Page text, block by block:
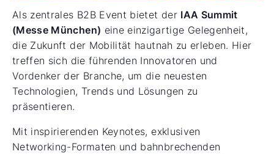
Als zentrales B2B Event bietet der IAA Summit
(Messe München) eine einzigartige Gelegenheit,
die Zukunft der Mobilität hautnah zu erleben. Hier
treffen sich die führenden Innovatoren und
Vordenker der Branche, um die neuesten
Technologien, Trends und Lösungen zu
präsentieren.
Mit inspirierenden Keynotes, exklusiven
Networking-Formaten und bahnbrechenden